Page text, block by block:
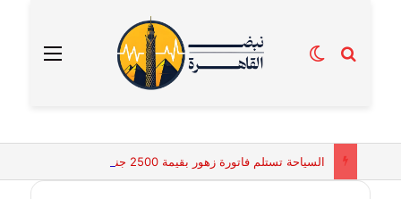
القائمة بحث عنالوضع المظلم